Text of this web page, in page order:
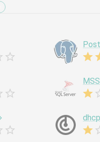
dhcp